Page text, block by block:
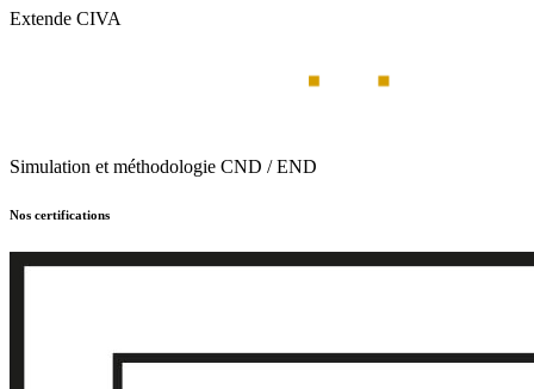
Extende CIVA
Simulation et méthodologie CND / END
Nos certifications